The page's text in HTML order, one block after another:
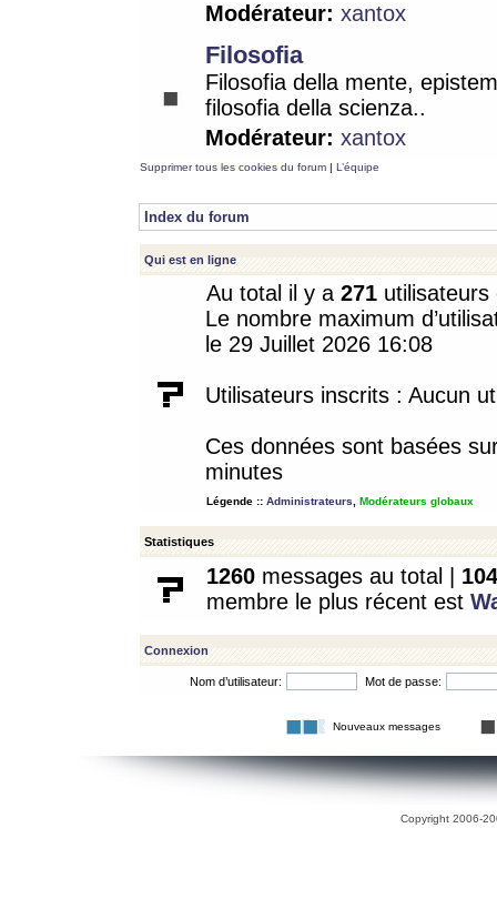
Modérateur: xantox
Filosofia
Filosofia della mente,
filosofia della scienza..
Modérateur: xantox
Supprimer tous les cookies du forum | L’équipe
Index du forum
Qui est en ligne
Au total il y a 271
Le nombre maximum
le 29 Juillet 2026 16:08
Utilisateurs inscrits : Aucun
Ces données sont basées
minutes
Légende :: Administrateurs Modérateurs globaux
Statistiques
1260 messages au total | 104
membre le plus récent est
Connexion
Nom d’utilisateur: Mot de passe:
Nouveaux messages
Copyright 2006-